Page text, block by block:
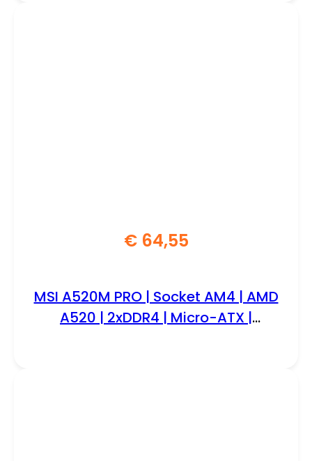
€64,55
MSI A520M PRO | Socket AM4 | AMD
A520 | 2xDDR4 | Micro-ATX |